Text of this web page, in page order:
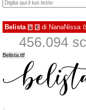
Belista à € di NanaNissa
456.094
Belista.ttf